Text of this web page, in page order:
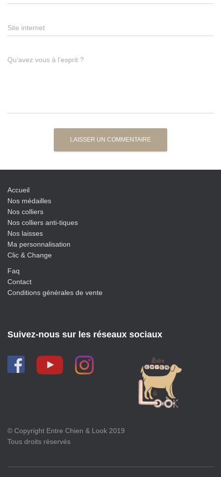
Site internet
Qu’avez vous à l’esprit ?
Accueil
Nos médailles
Nos colliers
Nos colliers anti-tiques
Nos laisses
Ma personnalisation
Clic & Change
Faq
Contact
Conditions générales de vente
Suivez-nous sur les réseaux sociaux
© Copyright Entre Chien & Look 2019
Tous droits réservés